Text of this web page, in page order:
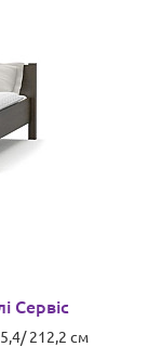
Сервіс
212,2 см